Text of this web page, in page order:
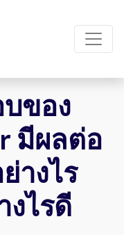
บของ
มีผลต่อ
างไร
งไรดี